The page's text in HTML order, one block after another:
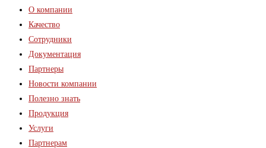
О компании
Качество
Сотрудники
Документация
Партнеры
Новости компании
Полезно знать
Продукция
Услуги
Партнерам